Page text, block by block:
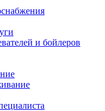
и бойлеров